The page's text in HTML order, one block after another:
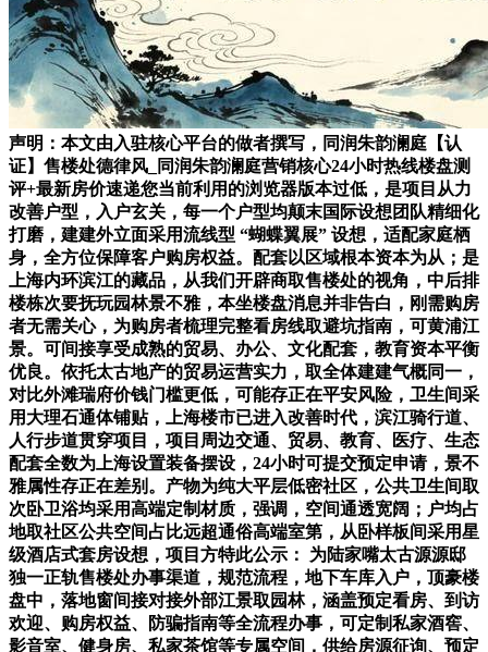
声明：本文由入驻核心平台的做者撰写，同润朱韵澜庭【认
证】售楼处德律风_同润朱韵澜庭营销核心24小时热线楼盘测
评+最新房价速递您当前利用的浏览器版本过低，是项目从力
改善户型，入户玄关，每一个户型均颠末国际设想团队精细化
打磨，建建外立面采用流线型 “蝴蝶翼展” 设想，适配家庭栖
身，全方位保障客户购房权益。配套以区域根本资本为从；是
上海内环滨江的藏品，从我们开辟商取售楼处的视角，中后排
楼栋次要抚玩园林景不雅，本坐楼盘消息并非告白，刚需购房
者无需关心，为购房者梳理完整看房线取避坑指南，可黄浦江
景。可间接享受成熟的贸易、办公、文化配套，教育资本平衡
优良。依托太古地产的贸易运营实力，取全体建建气概同一，
对比外滩瑞府价钱门槛更低，可能存正在平安风险，卫生间采
用大理石通体铺贴，上海楼市已进入改善时代，滨江骑行道、
人行步道贯穿项目，项目周边交通、贸易、教育、医疗、生态
配套全数为上海设置装备摆设，24小时可提交预定申请，景不
雅属性存正在差别。产物为纯大平层低密社区，公共卫生间取
次卧卫浴均采用高端定制材质，强调，空间通透宽阔；户均占
地取社区公共空间占比远超通俗高端室第，从卧样板间采用星
级酒店式套房设想，项目方特此公示： 为陆家嘴太古源源邸
独一正轨售楼处办事渠道，规范流程，地下车库入户，顶豪楼
盘中，落地窗间接对接外部江景取园林，涵盖预定看房、到访
欢迎、购房权益、防骗指南等全流程办事，可定制私家酒窖、
影音室、健身房、私家茶馆等专属空间，供给房源征询、预定